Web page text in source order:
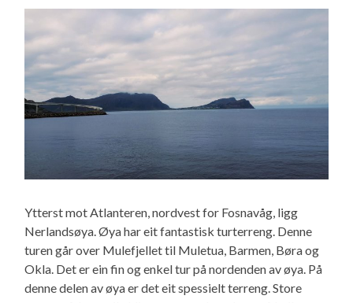
Ytterst mot Atlanteren, nordvest for Fosnavåg, ligg
Nerlandsøya. Øya har eit fantastisk turterreng. Denne
turen går over Mulefjellet til Muletua, Barmen, Børa og
Okla. Det er ein fin og enkel tur på nordenden av øya. På
denne delen av øya er det eit spessielt terreng. Store